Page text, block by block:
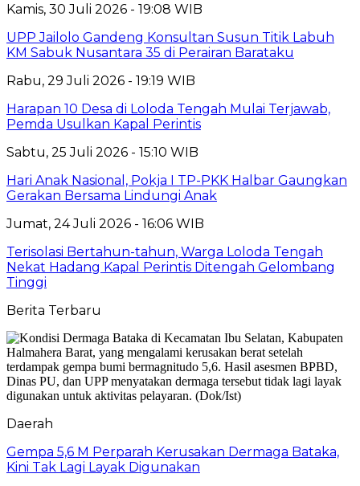
Kamis, 30 Juli 2026 - 19:08 WIB
UPP Jailolo Gandeng Konsultan Susun Titik Labuh
KM Sabuk Nusantara 35 di Perairan Barataku
Rabu, 29 Juli 2026 - 19:19 WIB
Harapan 10 Desa di Loloda Tengah Mulai Terjawab,
Pemda Usulkan Kapal Perintis
Sabtu, 25 Juli 2026 - 15:10 WIB
Hari Anak Nasional, Pokja I TP-PKK Halbar Gaungkan
Gerakan Bersama Lindungi Anak
Jumat, 24 Juli 2026 - 16:06 WIB
Terisolasi Bertahun-tahun, Warga Loloda Tengah
Nekat Hadang Kapal Perintis Ditengah Gelombang
Tinggi
Berita Terbaru
Daerah
Gempa 5,6 M Perparah Kerusakan Dermaga Bataka,
Kini Tak Lagi Layak Digunakan